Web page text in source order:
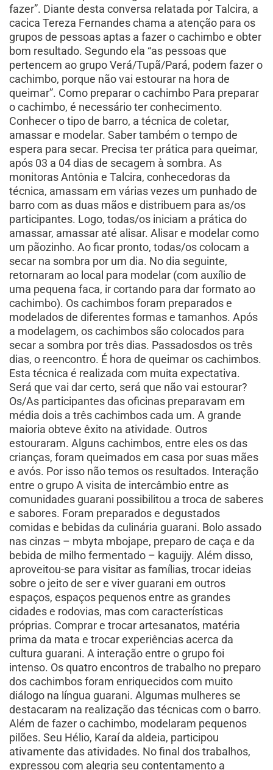
fazer”. Diante desta conversa relatada por Talcira, a
cacica Tereza Fernandes chama a atenção para os
grupos de pessoas aptas a fazer o cachimbo e obter
bom resultado. Segundo ela “as pessoas que
pertencem ao grupo Verá/Tupã/Pará, podem fazer o
cachimbo, porque não vai estourar na hora de
queimar”. Como preparar o cachimbo Para preparar
o cachimbo, é necessário ter conhecimento.
Conhecer o tipo de barro, a técnica de coletar,
amassar e modelar. Saber também o tempo de
espera para secar. Precisa ter prática para queimar,
após 03 a 04 dias de secagem à sombra. As
monitoras Antônia e Talcira, conhecedoras da
técnica, amassam em várias vezes um punhado de
barro com as duas mãos e distribuem para as/os
participantes. Logo, todas/os iniciam a prática do
amassar, amassar até alisar. Alisar e modelar como
um pãozinho. Ao ficar pronto, todas/os colocam a
secar na sombra por um dia. No dia seguinte,
retornaram ao local para modelar (com auxílio de
uma pequena faca, ir cortando para dar formato ao
cachimbo). Os cachimbos foram preparados e
modelados de diferentes formas e tamanhos. Após
a modelagem, os cachimbos são colocados para
secar a sombra por três dias. Passadosdos os três
dias, o reencontro. É hora de queimar os cachimbos.
Esta técnica é realizada com muita expectativa.
Será que vai dar certo, será que não vai estourar?
Os/As participantes das oficinas preparavam em
média dois a três cachimbos cada um. A grande
maioria obteve êxito na atividade. Outros
estouraram. Alguns cachimbos, entre eles os das
crianças, foram queimados em casa por suas mães
e avós. Por isso não temos os resultados. Interação
entre o grupo A visita de intercâmbio entre as
comunidades guarani possibilitou a troca de saberes
e sabores. Foram preparados e degustados
comidas e bebidas da culinária guarani. Bolo assado
nas cinzas – mbyta mbojape, preparo de caça e da
bebida de milho fermentado – kaguijy. Além disso,
aproveitou-se para visitar as famílias, trocar ideias
sobre o jeito de ser e viver guarani em outros
espaços, espaços pequenos entre as grandes
cidades e rodovias, mas com características
próprias. Comprar e trocar artesanatos, matéria
prima da mata e trocar experiências acerca da
cultura guarani. A interação entre o grupo foi
intenso. Os quatro encontros de trabalho no preparo
dos cachimbos foram enriquecidos com muito
diálogo na língua guarani. Algumas mulheres se
destacaram na realização das técnicas com o barro.
Além de fazer o cachimbo, modelaram pequenos
pilões. Seu Hélio, Karaí da aldeia, participou
ativamente das atividades. No final dos trabalhos,
expressou com alegria seu contentamento a